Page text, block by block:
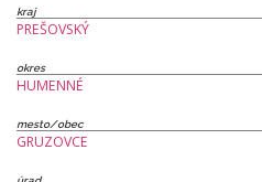
kraj
PREŠOVSKÝ
okres
HUMENNÉ
mesto/obec
GRUZOVCE